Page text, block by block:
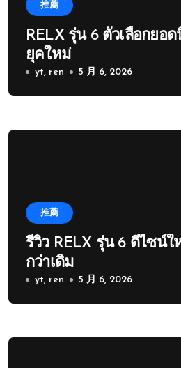
推薦
RELX รุ่น 6 ตัวเลือกยอ
ยุคใหม่
yt, ren 5 月 6, 2026
推薦
รีวิว RELX รุ่น 6 ดีไซน์
กว่าเดิม
yt, ren 5 月 6, 2026